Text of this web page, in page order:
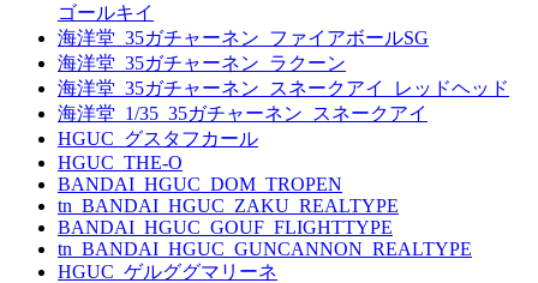
ゴールキイ
海洋堂_35ガチャーネン_ファイアボールSG
海洋堂_35ガチャーネン_ラクーン
海洋堂_35ガチャーネン_スネークアイ_レッドヘッド
海洋堂_1/35_35ガチャーネン_スネークアイ
HGUC_グスタフカール
HGUC_THE-O
BANDAI_HGUC_DOM_TROPEN
tn_BANDAI_HGUC_ZAKU_REALTYPE
BANDAI_HGUC_GOUF_FLIGHTTYPE
tn_BANDAI_HGUC_GUNCANNON_REALTYPE
HGUC_ゲルググマリーネ